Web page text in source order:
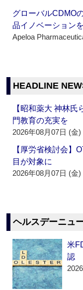
グローバルCDMO
品イノベーション
Apeloa
HEADLINE
【昭和薬大 神林
門教育の充実を
2026年08月07日 (金)
【厚労省検討会】
目が対象に
2026年08月07日 (金)
ヘルスデーニュ
米
認